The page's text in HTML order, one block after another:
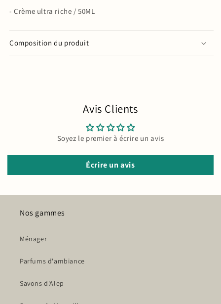
- Crème ultra riche / 50ML
Composition du produit
Avis Clients
Soyez le premier à écrire un avis
Écrire un avis
Nos gammes
Ménager
Parfums d'ambiance
Savons d'Alep